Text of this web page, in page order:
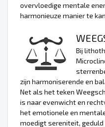
overvloedige mentale
harmonieuze manier te
Bij
zijn harmoniserende en
Net als het teken
is naar evenwicht en
het emotionele en
moedigt sereniteit,